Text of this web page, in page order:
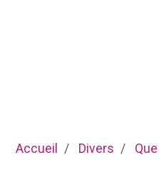
Accueil Divers